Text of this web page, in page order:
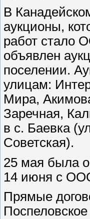
В
аукционы,
работ стало
объявлен
поселении.
улицам:
Мира,
Заречная,
в с. Баевка
Советская).
25 мая была
14 июня с
Прямые